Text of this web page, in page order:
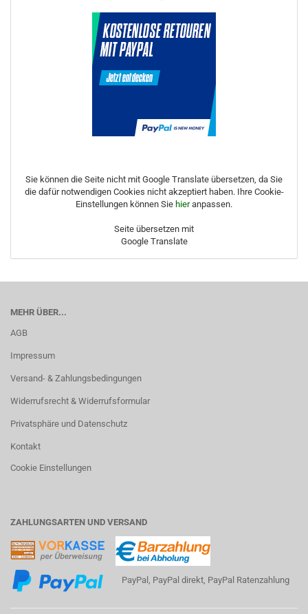
Sie können die Seite nicht mit Google Translate übersetzen, da Sie
die dafür notwendigen Cookies nicht akzeptiert haben. Ihre Cookie-
Einstellungen können Sie hieranpassen.
Seite übersetzen mit
Google Translate
MEHR ÜBER...
AGB
Impressum
Versand- & Zahlungsbedingungen
Widerrufsrecht & Widerrufsformular
Privatsphäre und Datenschutz
Kontakt
Cookie Einstellungen
ZAHLUNGSARTEN UND VERSAND
PayPal, PayPal direkt, PayPal Ratenzahlung